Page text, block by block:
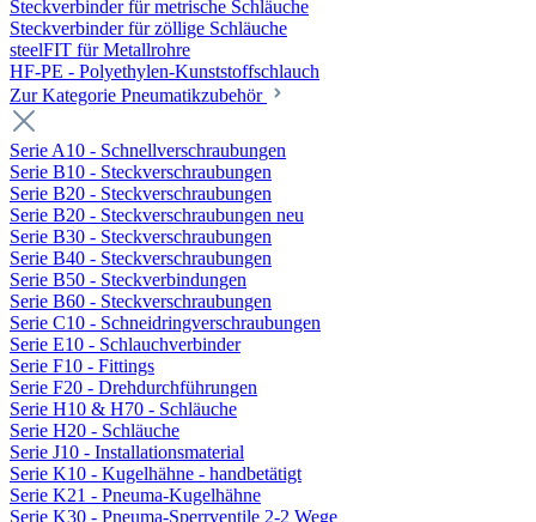
Steckverbinder für metrische Schläuche
Steckverbinder für zöllige Schläuche
steelFIT für Metallrohre
HF-PE - Polyethylen-Kunststoffschlauch
Zur Kategorie Pneumatikzubehör
Serie A10 - Schnellverschraubungen
Serie B10 - Steckverschraubungen
Serie B20 - Steckverschraubungen
Serie B20 - Steckverschraubungen neu
Serie B30 - Steckverschraubungen
Serie B40 - Steckverschraubungen
Serie B50 - Steckverbindungen
Serie B60 - Steckverschraubungen
Serie C10 - Schneidringverschraubungen
Serie E10 - Schlauchverbinder
Serie F10 - Fittings
Serie F20 - Drehdurchführungen
Serie H10 & H70 - Schläuche
Serie H20 - Schläuche
Serie J10 - Installationsmaterial
Serie K10 - Kugelhähne - handbetätigt
Serie K21 - Pneuma-Kugelhähne
Serie K30 - Pneuma-Sperrventile 2-2 Wege